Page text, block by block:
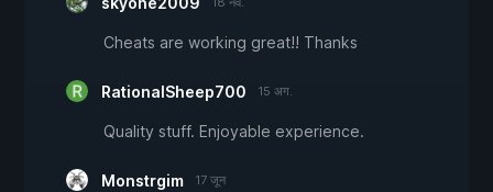
Cheats are working great!! Thanks
RationalSheep700 15 अग.
Quality stuff. Enjoyable experience.
Monstrgim 17 जून